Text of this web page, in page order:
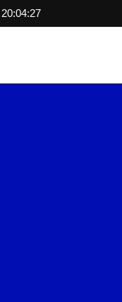
20:04:28